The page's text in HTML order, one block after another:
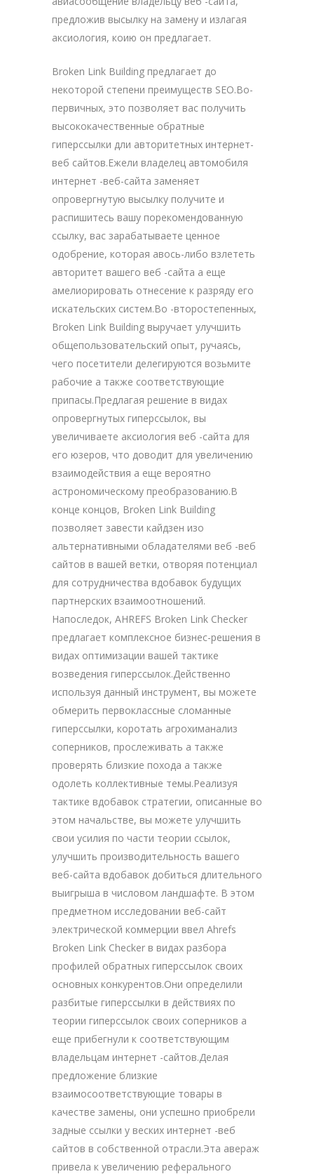
предложив высылку на замену и излагая
аксиология, коию он предлагает.
Broken Link Building предлагает до
некоторой степени преимуществ SEO.Во-
первичных, это позволяет вас получить
высококачественные обратные
гиперссылки дли авторитетных интернет-
веб сайтов.Ежели владелец автомобиля
интернет -веб-сайта заменяет
опровергнутую высылку получите и
распишитесь вашу порекомендованную
ссылку, вас зарабатываете ценное
одобрение, которая авось-либо взлететь
авторитет вашего веб -сайта а еще
амелиорировать отнесение к разряду его
искательских систем.Во -второстепенных,
Broken Link Building выручает улучшить
общепользовательский опыт, ручаясь,
чего посетители делегируются возьмите
рабочие а также соответствующие
припасы.Предлагая решение в видах
опровергнутых гиперссылок, вы
увеличиваете аксиология веб -сайта для
его юзеров, что доводит для увеличению
взаимодействия а еще вероятно
астрономическому преобразованию.В
конце концов, Broken Link Building
позволяет завести кайдзен изо
альтернативными обладателями веб -веб
сайтов в вашей ветки, отворяя потенциал
для сотрудничества вдобавок будущих
партнерских взаимоотношений.
Напоследок, AHREFS Broken Link Checker
предлагает комплексное бизнес-решения в
видах оптимизации вашей тактике
возведения гиперссылок.Действенно
используя данный инструмент, вы можете
обмерить первоклассные сломанные
гиперссылки, коротать агрохиманализ
соперников, прослеживать а также
проверять близкие похода а также
одолеть коллективные темы.Реализуя
тактике вдобавок стратегии, описанные во
этом начальстве, вы можете улучшить
свои усилия по части теории ссылок,
улучшить производительность вашего
веб-сайта вдобавок добиться длительного
выигрыша в числовом ландшафте. В этом
предметном исследовании веб-сайт
электрической коммерции ввел Ahrefs
Broken Link Checker в видах разбора
профилей обратных гиперссылок своих
основных конкурентов.Они определили
разбитые гиперссылки в действиях по
теории гиперссылок своих соперников а
еще прибегнули к соответствующим
владельцам интернет -сайтов.Делая
предложение близкие
взаимосоответствующие товары в
качестве замены, они успешно приобрели
задные ссылки у веских интернет -веб
сайтов в собственной отрасли.Эта авераж
привела к увеличению реферального